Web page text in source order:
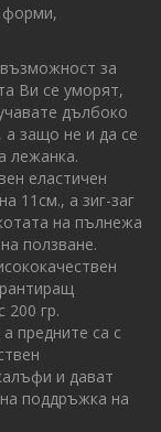
форми,
за
Ви се уморят,
дълбоко
защо не и да се
лежанка.
еластичен
11см., а зиг-заг
на пълнежа
ползване.
200 гр.
предните са с
и дават
поддръжка на